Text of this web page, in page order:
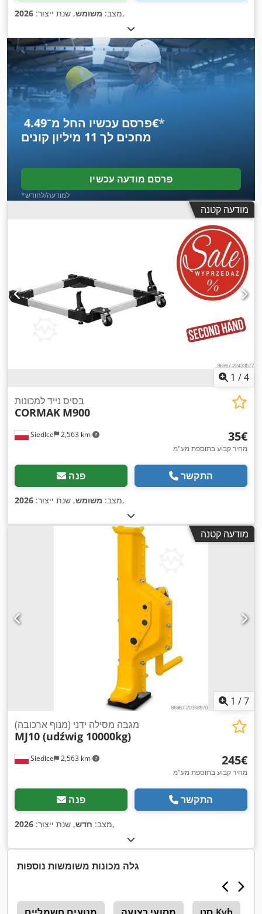
מצב: משומש, שנת ייצור: 2026 ,
פרסם עכשיו החל מ־‏4.49 ‏€*
מחכים לך 11 מיליון קונים
פרסם מודעה עכשיו
*למודעה/לחודש
מודעה קטנה
1 /4
Siedlce 2,563 km
בסיס נייד למכונות
CORMAK M900
‏35 ‏€
מחיר קבוע בתוספת מע"מ
פנה התקשר
מצב: משומש, שנת ייצור: 2026 ,
מודעה קטנה
1 /7
Siedlce 2,563 km
מגבֵּה מסילה ידני (מנוף ארכובה)
MJ10 (udźwig 10000kg)
‏245 ‏€
מחיר קבוע בתוספת מע"מ
פנה התקשר
מצב: חדש, שנת ייצור: 2026 ,
גלה מכונות משומשות נוספות